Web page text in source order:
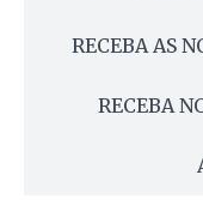
RECEBA AS
RECEBA